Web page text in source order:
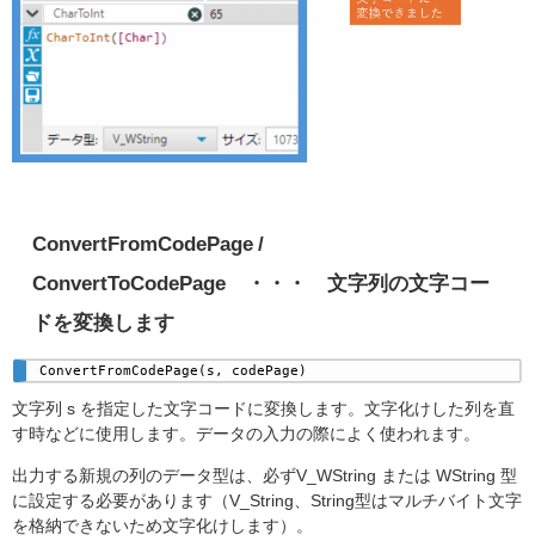
ConvertFromCodePage /
ConvertToCodePage ・・・ 文字列の文字コー
ドを変換します
ConvertFromCodePage(s, codePage)
文字列 s を指定した文字コードに変換します。文字化けした列を直
す時などに使用します。データの入力の際によく使われます。
出力する新規の列のデータ型は、必ずV_WString または WString 型
に設定する必要があります（V_String、String型はマルチバイト文字
を格納できないため文字化けします）。